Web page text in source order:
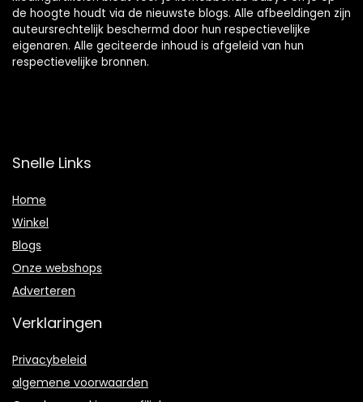
de hoogte houdt via de nieuwste blogs. Alle afbeeldingen zijn
auteursrechtelijk beschermd door hun respectievelijke
eigenaren. Alle geciteerde inhoud is afgeleid van hun
respectievelijke bronnen.
Snelle Links
Home
Winkel
Blogs
Onze webshops
Adverteren
Verklaringen
Privacybeleid
algemene voorwaarden